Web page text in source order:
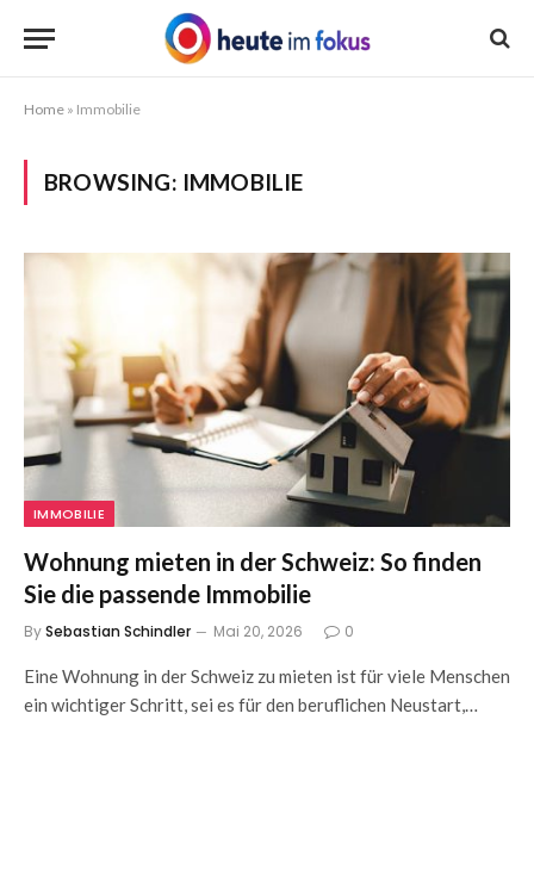
Home » Immobilie
BROWSING: IMMOBILIE
IMMOBILIE
Wohnung mieten in der Schweiz: So finden
Sie die passende Immobilie
BySebastian Schindler Mai 20, 2026 0
Eine Wohnung in der Schweiz zu mieten ist für viele Menschen
ein wichtiger Schritt, sei es für den beruflichen Neustart,…